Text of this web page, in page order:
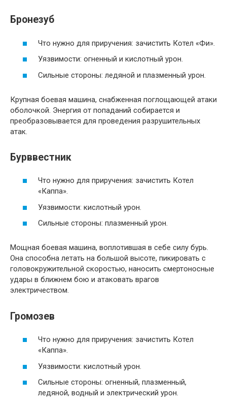
Бронезуб
Что нужно для приручения: зачистить Котел «Фи».
Уязвимости: огненный и кислотный урон.
Сильные стороны: ледяной и плазменный урон.
Крупная боевая машина, снабженная поглощающей атаки
оболочкой. Энергия от попаданий собирается и
преобразовывается для проведения разрушительных
атак.
Бурввестник
Что нужно для приручения: зачистить Котел
«Каппа».
Уязвимости: кислотный урон.
Сильные стороны: плазменный урон.
Мощная боевая машина, воплотившая в себе силу бурь.
Она способна летать на большой высоте, пикировать с
головокружительной скоростью, наносить смертоносные
удары в ближнем бою и атаковать врагов
электричеством.
Громозев
Что нужно для приручения: зачистить Котел
«Каппа».
Уязвимости: кислотный урон.
Сильные стороны: огненный, плазменный,
ледяной, водный и электрический урон.